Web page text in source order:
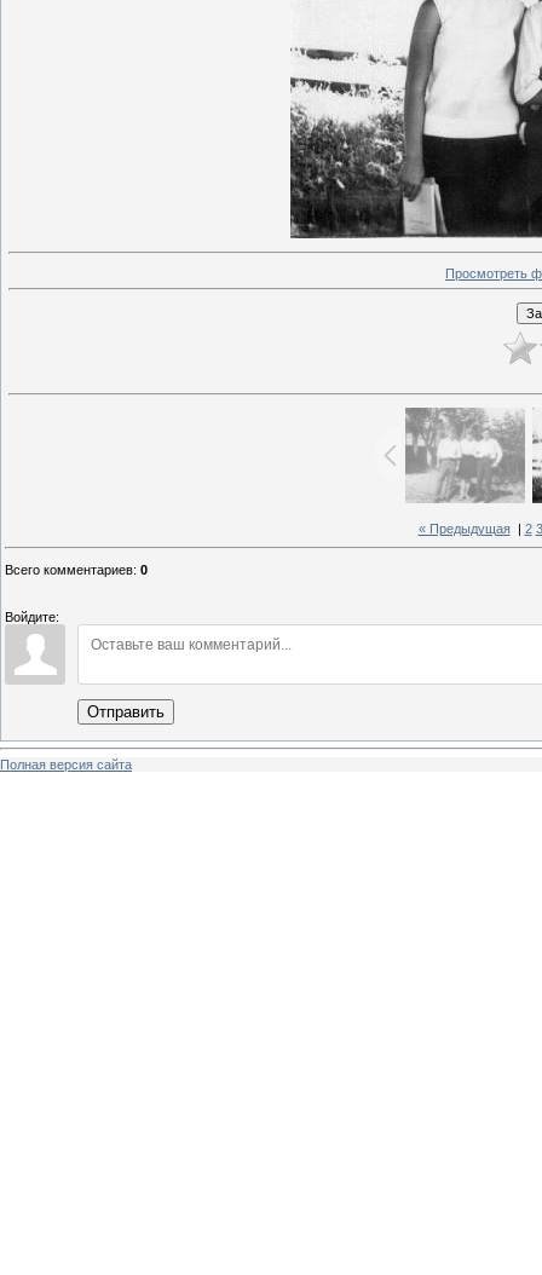
Просмотреть
« Предыдущая| 2 3
Всего комментариев: 0
Войдите:
Отправить
Полная версия сайта